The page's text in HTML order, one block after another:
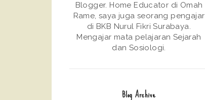
Blogger. Home Educator di Omah
Rame, saya juga seorang pengajar
di BKB Nurul Fikri Surabaya.
Mengajar mata pelajaran Sejarah
dan Sosiologi.
Blog Archive